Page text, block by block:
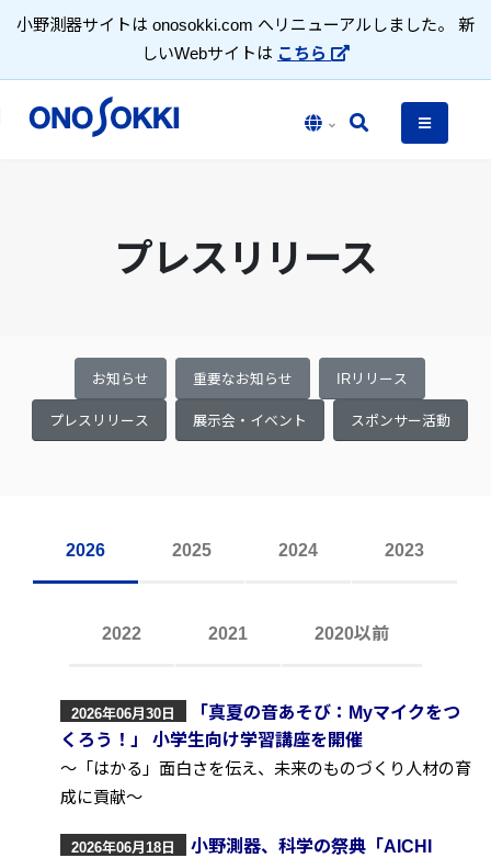
小野測器サイトは onosokki.com へリニューアルしました。 新
しいWebサイトは こちら
プレスリリース
お知らせ 重要なお知らせ IRリリース
プレスリリース 展示会・イベント スポンサー活動
2026 2025 2024 2023
2022 2021 2020以前
2026年06月30日
「真夏の音あそび：Myマイクをつ
くろう！」 小学生向け学習講座を開催
～「はかる」面白さを伝え、未来のものづくり人材の育
成に貢献～
2026年06月18日
小野測器、科学の祭典「AICHI